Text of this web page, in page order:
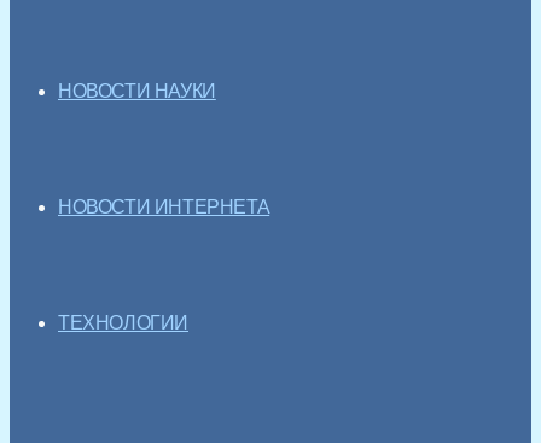
НОВОСТИ НАУКИ
НОВОСТИ ИНТЕРНЕТА
ТЕХНОЛОГИИ